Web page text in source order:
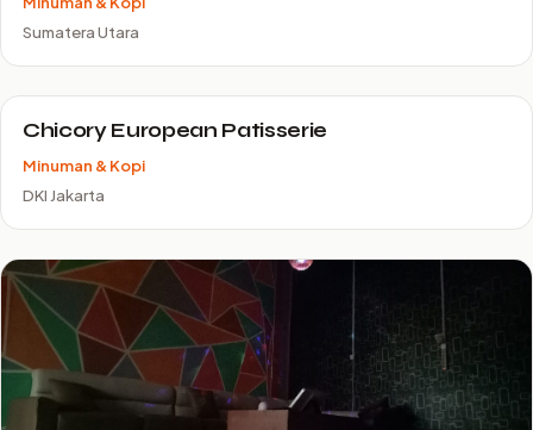
Sumatera Utara
Chicory European Patisserie
Minuman & Kopi
DKI Jakarta